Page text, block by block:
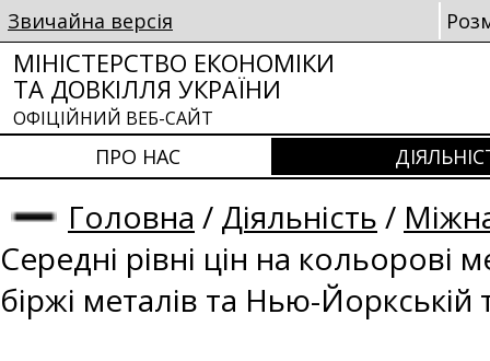
Звичайна версія
МІНІСТЕРСТВО ЕКОНОМІКИ
ТА ДОВКІЛЛЯ УКРАЇНИ
ОФІЦІЙНИЙ ВЕБ-САЙТ
ПРО НАС
Головна / Діяльність /
Середні рівні цін на кольорові
біржі металів та Нью-Йоркській